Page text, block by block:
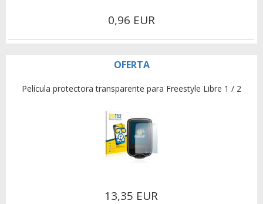
0,96 EUR
OFERTA
Película protectora transparente para Freestyle Libre 1 / 2
13,35 EUR